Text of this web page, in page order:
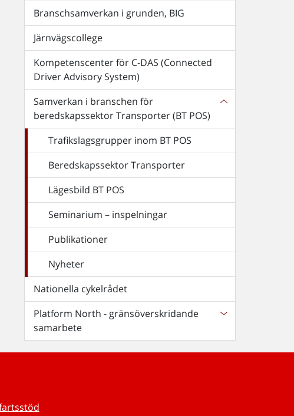
Branschsamverkan i grunden, BIG
Järnvägscollege
Kompetenscenter för C-DAS (Connected
Driver Advisory System)
Samverkan i branschen för
beredskapssektor Transporter (BT POS)
Trafikslagsgrupper inom BT POS
Beredskapssektor Transporter
Lägesbild BT POS
Seminarium – inspelningar
Publikationer
Nyheter
Nationella cykelrådet
Platform North - gränsöverskridande
samarbete